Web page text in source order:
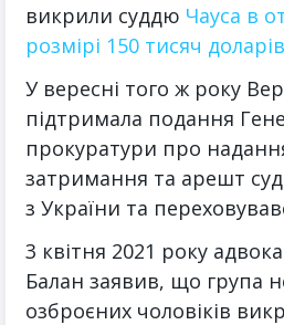
викрили суддю Чауса в
розмірі 150 тисяч доларів
У вересні того ж року
підтримала подання
прокуратури про
затримання та арешт
з України та
3 квітня 2021 року
Балан заявив, що група
озброєних чоловіків